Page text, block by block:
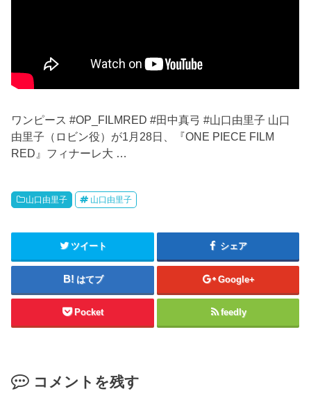
ワンピース #OP_FILMRED #田中真弓 #山口由里子 山口
由里子（ロビン役）が1月28日、『ONE PIECE FILM
RED』フィナーレ大 …
山口由里子 山口由里子
ツイート シェア
はてブ Google+
Pocket feedly
コメントを残す